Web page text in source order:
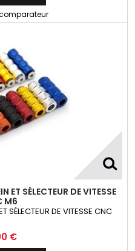
ET SÉLECTEUR DE VITESSE
M6
SÉLECTEUR DE VITESSE CNC
€